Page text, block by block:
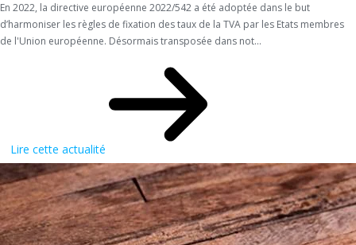
En 2022, la directive européenne 2022/542 a été adoptée dans le but
d’harmoniser les règles de fixation des taux de la TVA par les Etats membres
de l'Union européenne. Désormais transposée dans not...
Lire cette actualité